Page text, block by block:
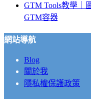
GTM Tools教學｜
GTM容器
網站導航
Blog
關於我
隱私權保護政策